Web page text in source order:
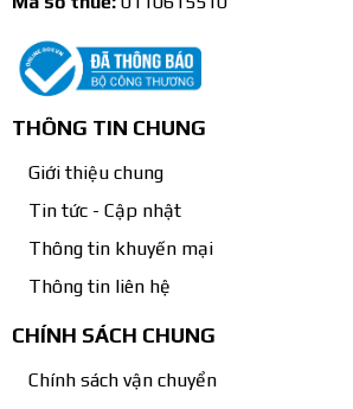
THÔNG TIN CHUNG
Giới thiệu chung
Tin tức - Cập nhật
Thông tin khuyến mại
Thông tin liên hệ
CHÍNH SÁCH CHUNG
Chính sách vận chuyển